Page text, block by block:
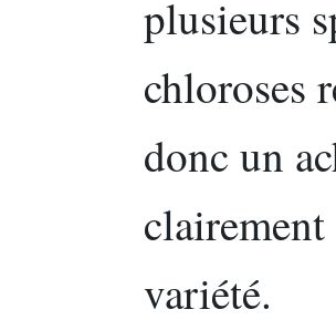
plusieurs
chloroses
donc un
variété.